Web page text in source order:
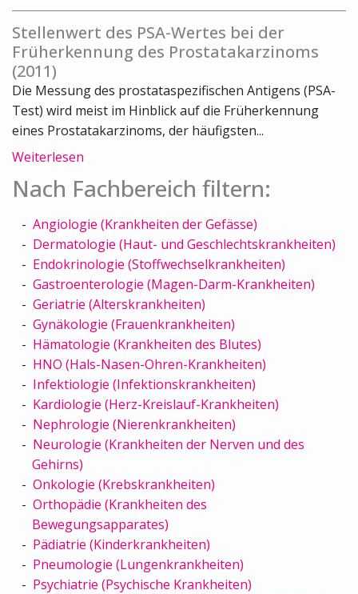
Stellenwert des PSA-Wertes bei der
Früherkennung des Prostatakarzinoms
(2011)
Die Messung des prostataspezifischen Antigens (PSA-
Test) wird meist im Hinblick auf die Früherkennung
eines Prostatakarzinoms, der häufigsten...
Weiterlesen
Nach Fachbereich filtern:
Angiologie (Krankheiten der Gefässe)
Dermatologie (Haut- und Geschlechtskrankheiten)
Endokrinologie (Stoffwechselkrankheiten)
Gastroenterologie (Magen-Darm-Krankheiten)
Geriatrie (Alterskrankheiten)
Gynäkologie (Frauenkrankheiten)
Hämatologie (Krankheiten des Blutes)
HNO (Hals-Nasen-Ohren-Krankheiten)
Infektiologie (Infektionskrankheiten)
Kardiologie (Herz-Kreislauf-Krankheiten)
Nephrologie (Nierenkrankheiten)
Neurologie (Krankheiten der Nerven und des
Gehirns)
Onkologie (Krebskrankheiten)
Orthopädie (Krankheiten des
Bewegungsapparates)
Pädiatrie (Kinderkrankheiten)
Pneumologie (Lungenkrankheiten)
Psychiatrie (Psychische Krankheiten)